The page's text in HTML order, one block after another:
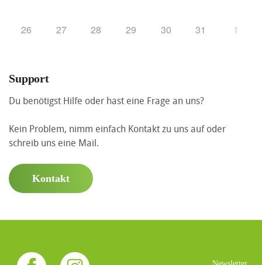
26 27 28 29 30 31 1
Support
Du benötigst Hilfe oder hast eine Frage an uns?
Kein Problem, nimm einfach Kontakt zu uns auf oder
schreib uns eine Mail.
Kontakt